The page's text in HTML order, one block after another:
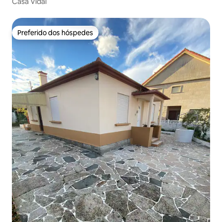
Preferido dos hóspedes
Preferido dos hóspedes